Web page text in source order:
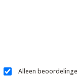
Alleen